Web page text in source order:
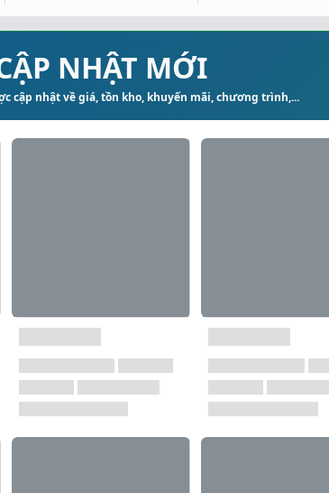
NHẬT MỚI
cập nhật về giá, tồn kho, khuyến mãi, chương trình,...